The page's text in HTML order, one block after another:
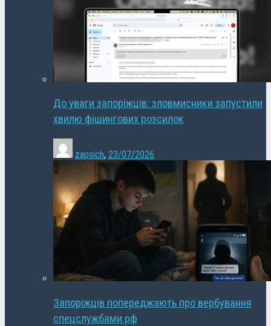
До уваги запоріжців: зловмисники запустили
хвилю фішингових розсилок
zapsich, 23/07/2026
Запоріжців попереджають про вербування
спецслужбами рф